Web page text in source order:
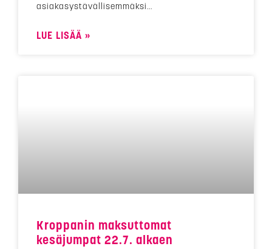
asiakasystävällisemmäksi
LUE LISÄÄ »
Kroppanin maksuttomat
kesäjumpat 22.7. alkaen